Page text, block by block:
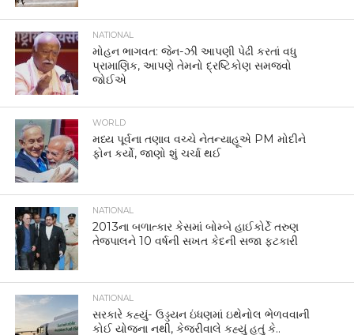
NATIONAL
મોહન ભાગવત: જેન-ઝી આપણી પેઢી કરતાં વધુ
પ્રામાણિક, આપણે તેમનો દ્રષ્ટિકોણ સમજવો
જોઈએ
WORLD
મધ્ય પૂર્વના તણાવ વચ્ચે નેતન્યાહૂએ PM મોદીને
ફોન કર્યો, જાણો શું ચર્ચા થઈ
NATIONAL
2013ના બળાત્કાર કેસમાં બોમ્બે હાઈકોર્ટે તરુણ
તેજપાલને 10 વર્ષની સખત કેદની સજા ફટકારી
NATIONAL
સરકારે કહ્યું- ઉડ્ડયન ઇંધણમાં ઇથેનોલ ભેળવવાની
કોઈ યોજના નથી, કેજરીવાલે કહ્યું હતું કે..